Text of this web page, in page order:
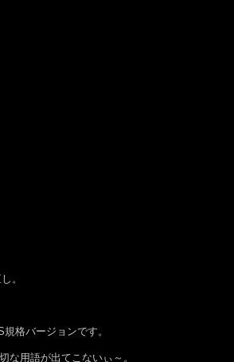
。
格バージョンです。
用語が出てこないぃ～。